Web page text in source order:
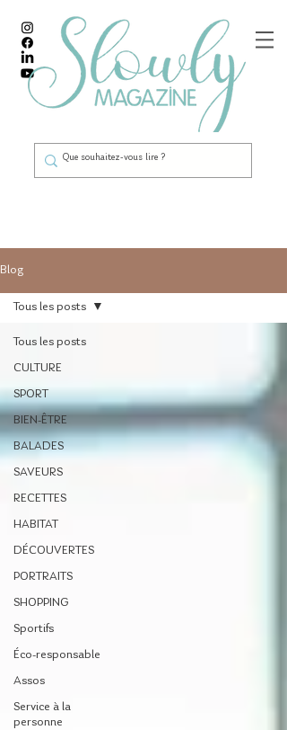
Blog
Tous les posts
CULTURE
SPORT
BIEN-ÊTRE
BALADES
SAVEURS
RECETTES
HABITAT
DÉCOUVERTES
PORTRAITS
SHOPPING
Sportifs
Éco-responsable
Assos
Service à la
personne
Tous les posts